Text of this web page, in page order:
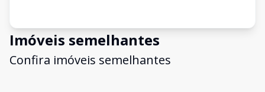
Imóveis semelhantes
Confira imóveis semelhantes